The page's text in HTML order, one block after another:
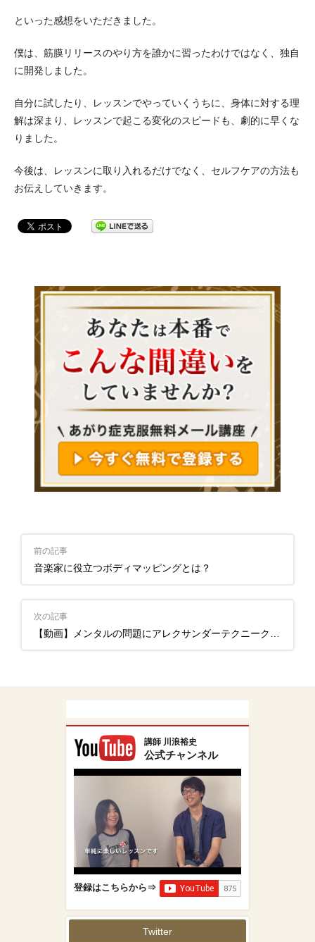
といった感想をいただきました。
僕は、筋膜リリースのやり方を誰かに習ったわけではなく、独自
に開発しました。
自分に試したり、レッスンでやっていくうちに、身体に対する理
解は深まり、レッスンで起こる変化のスピードも、劇的に早くな
りました。
今後は、レッスンに取り入れるだけでなく、セルフケアの方法も
お伝えしていきます。
前の記事
音楽家に役立つボディマッピングとは？
次の記事
【動画】メンタルの問題にアレクサンダーテクニークで、どうアプローチするのか
講師 川浪裕史
公式チャンネル
登録はこちらから⇒
Twitter